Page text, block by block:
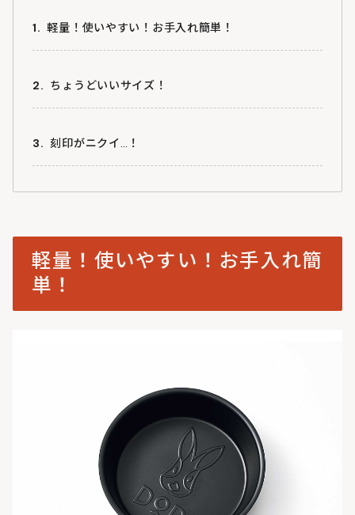
軽量！使いやすい！お手入れ簡単！
ちょうどいいサイズ！
刻印がニクイ…！
軽量！使いやすい！お手入れ簡
単！